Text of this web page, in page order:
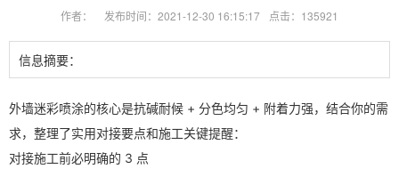
作者： 发布时间：2021-12-30 16:15:17 点击：135921
信息摘要：
外墙迷彩喷涂的核心是抗碱耐候 + 分色均匀 + 附着力强，结合你的需
求，整理了实用对接要点和施工关键提醒：
对接施工前必明确的 3 点